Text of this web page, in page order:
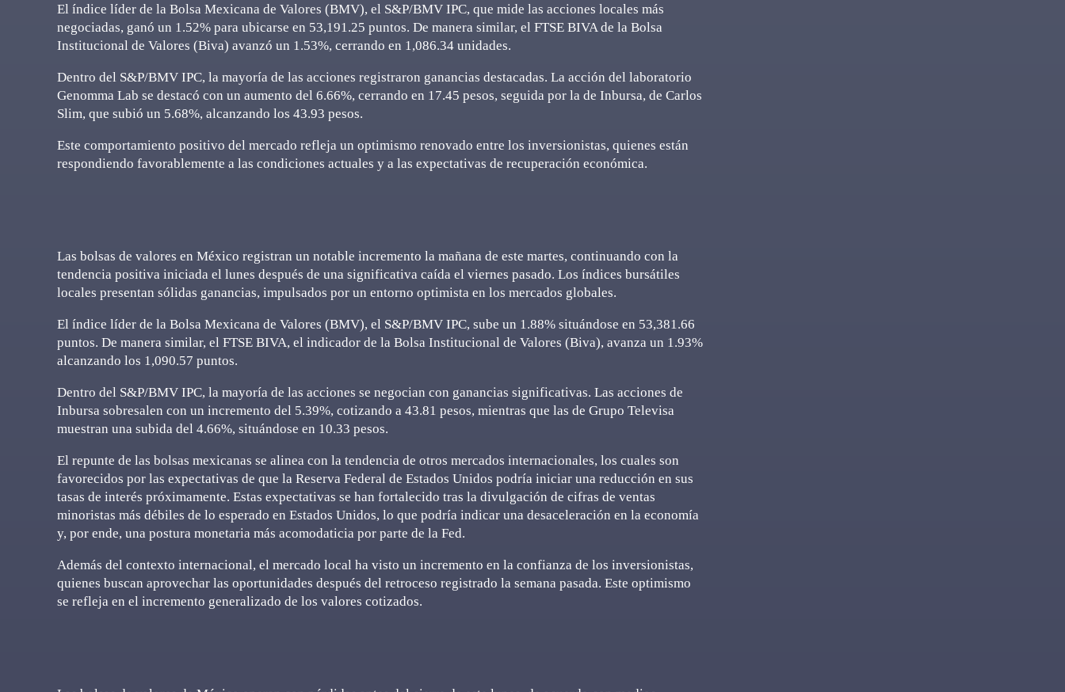
El índice líder de la Bolsa Mexicana de Valores (BMV), el S&P/BMV IPC, que mide las acciones locales más
negociadas, ganó un 1.52% para ubicarse en 53,191.25 puntos. De manera similar, el FTSE BIVA de la Bolsa
Institucional de Valores (Biva) avanzó un 1.53%, cerrando en 1,086.34 unidades.
Dentro del S&P/BMV IPC, la mayoría de las acciones registraron ganancias destacadas. La acción del laboratorio
Genomma Lab se destacó con un aumento del 6.66%, cerrando en 17.45 pesos, seguida por la de Inbursa, de Carlos
Slim, que subió un 5.68%, alcanzando los 43.93 pesos.
Este comportamiento positivo del mercado refleja un optimismo renovado entre los inversionistas, quienes están
respondiendo favorablemente a las condiciones actuales y a las expectativas de recuperación económica.
Las bolsas de valores en México registran un notable incremento la mañana de este martes, continuando con la
tendencia positiva iniciada el lunes después de una significativa caída el viernes pasado. Los índices bursátiles
locales presentan sólidas ganancias, impulsados por un entorno optimista en los mercados globales.
El índice líder de la Bolsa Mexicana de Valores (BMV), el S&P/BMV IPC, sube un 1.88% situándose en 53,381.66
puntos. De manera similar, el FTSE BIVA, el indicador de la Bolsa Institucional de Valores (Biva), avanza un 1.93%
alcanzando los 1,090.57 puntos.
Dentro del S&P/BMV IPC, la mayoría de las acciones se negocian con ganancias significativas. Las acciones de
Inbursa sobresalen con un incremento del 5.39%, cotizando a 43.81 pesos, mientras que las de Grupo Televisa
muestran una subida del 4.66%, situándose en 10.33 pesos.
El repunte de las bolsas mexicanas se alinea con la tendencia de otros mercados internacionales, los cuales son
favorecidos por las expectativas de que la Reserva Federal de Estados Unidos podría iniciar una reducción en sus
tasas de interés próximamente. Estas expectativas se han fortalecido tras la divulgación de cifras de ventas
minoristas más débiles de lo esperado en Estados Unidos, lo que podría indicar una desaceleración en la economía
y, por ende, una postura monetaria más acomodaticia por parte de la Fed.
Además del contexto internacional, el mercado local ha visto un incremento en la confianza de los inversionistas,
quienes buscan aprovechar las oportunidades después del retroceso registrado la semana pasada. Este optimismo
se refleja en el incremento generalizado de los valores cotizados.